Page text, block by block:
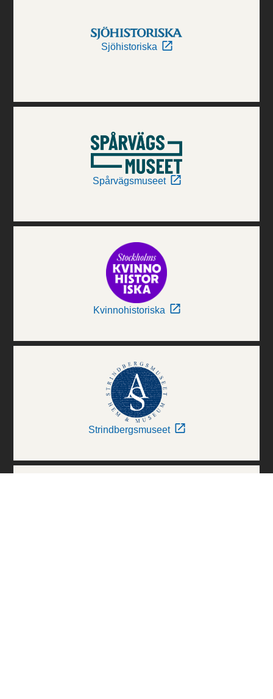
Sjöhistoriska
Spårvägsmuseet
Kvinnohistoriska
Strindbergsmuseet